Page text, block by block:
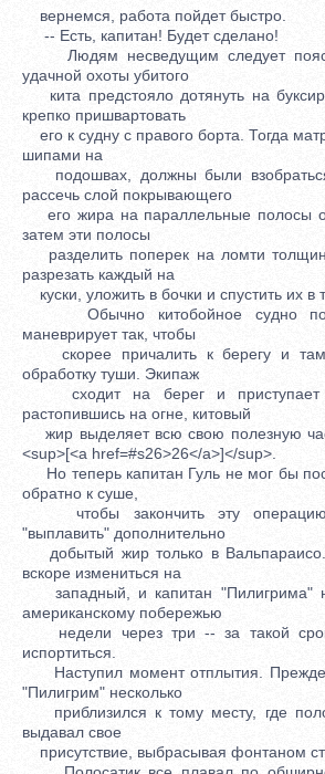
вернемся, работа пойдет быстро.
-- Есть, капитан! Будет сделано!
Людям несведущим следует
удачной охоты убитого
кита предстояло дотянуть на
крепко пришвартовать
его к судну с правого борта. Тогда
шипами на
подошвах, должны были взобраться
рассечь слой покрывающего
его жира на параллельные полосы
затем эти полосы
разделить поперек на ломти
разрезать каждый на
куски, уложить в бочки и спустить их в
Обычно китобойное судно по
маневрирует так, чтобы
скорее причалить к берегу и там
обработку туши. Экипаж
сходит на берег и приступает
растопившись на огне, китовый
жир выделяет всю свою полезную
<sup>[<a href=#s26>26</a>]</sup>.
Но теперь капитан Гуль не мог бы
обратно к суше,
чтобы закончить эту
"выплавить" дополнительно
добытый жир только в
вскоре измениться на
западный, и капитан "Пилигрима"
американскому побережью
недели через три -- за такой
испортиться.
Наступил момент отплытия.
"Пилигрим" несколько
приблизился к тому месту, где
выдавал свое
присутствие, выбрасывая фонтаном